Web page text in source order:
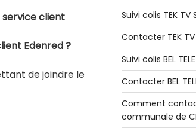
client
Edenred ?
de joindre le
Suivi colis TEK TV
Contacter TEK TV
Suivi colis BEL
Contacter BEL
Comment
communale de